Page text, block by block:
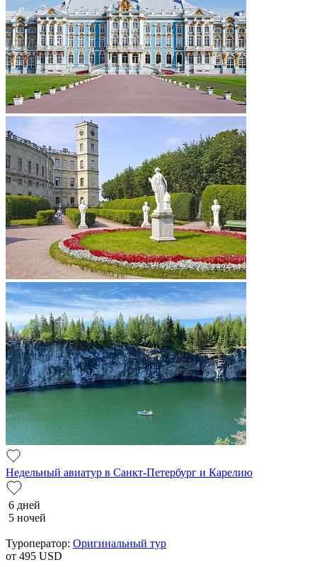
Недельный авиатур в Санкт-Петербург и Карелию
6 дней
5 ночей
Туроператор: Оригинальный тур
от 495 USD